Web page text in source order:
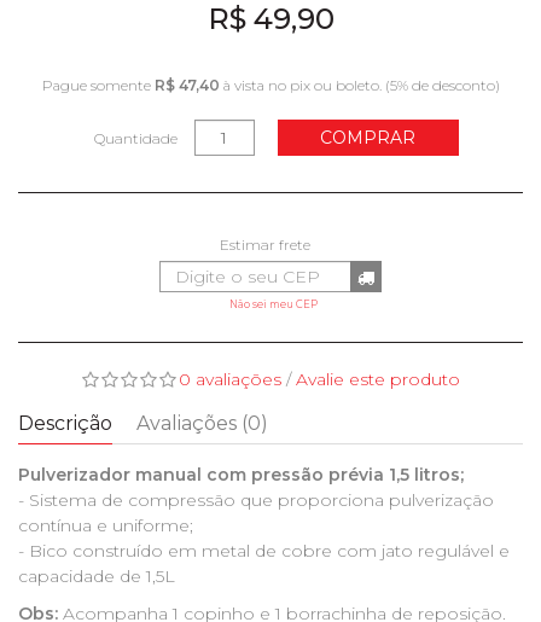
R$ 49,90
Pague somente R$ 47,40 à vista no pix ou boleto. (5% de desconto)
Quantidade COMPRAR
Não sei meu CEP
0 avaliações/Avalie este produto
Descrição Avaliações (0)
Pulverizador manual com pressão prévia 1,5 litros;
- Sistema de compressão que proporciona pulverização
contínua e uniforme;
- Bico construído em metal de cobre com jato regulável e
capacidade de 1,5L
Obs: Acompanha 1 copinho e 1 borrachinha de reposição.